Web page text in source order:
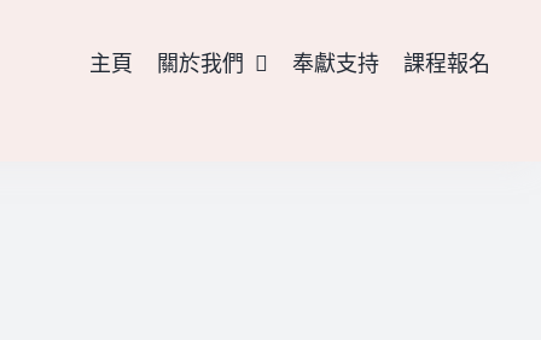
主頁 關於我們 奉獻支持 課程報名